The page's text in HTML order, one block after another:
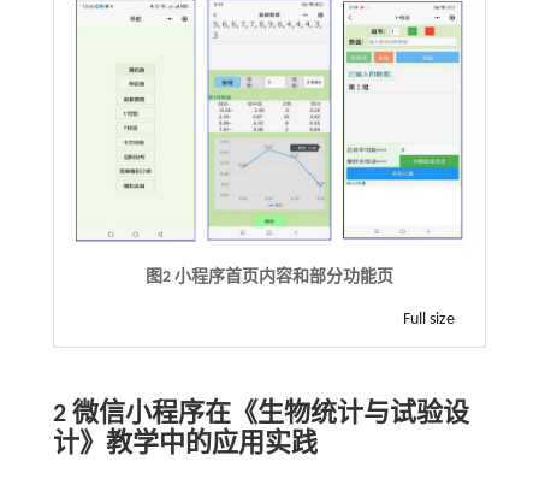
图2 小程序首页内容和部分功能页
Full size
2 微信小程序在《生物统计与试验设
计》教学中的应用实践